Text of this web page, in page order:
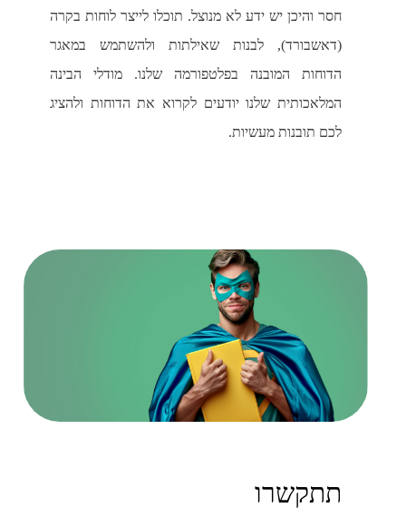
חסר והיכן יש ידע לא מנוצל. תוכלו לייצר לוחות בקרה
(דאשבורד), לבנות שאילתות ולהשתמש במאגר
הדוחות המובנה בפלטפורמה שלנו. מודלי הבינה
המלאכותית שלנו יודעים לקרוא את הדוחות ולהציג
לכם תובנות מעשיות.
תתקשרו